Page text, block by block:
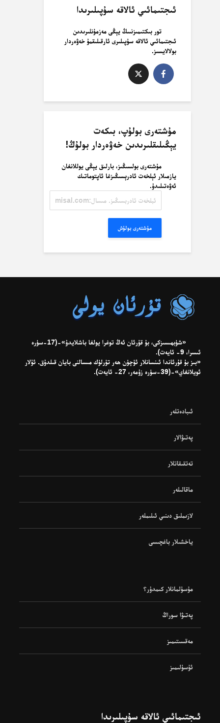
ئىجتىمائىي ئالاقە سۇپىلىرىدا
تور بىكتىمىزنىىڭ يېڭى مەزمۇنلىرىدىن
ئىجتىمائىي ئالاقە سۇپىلىرى ئارقىلىقمۇ خەۋەردار
بولالايسىز.
مۇشتەرى بولۇپ، بىكەت
يېڭىلىقلىرىدىن خەۋەردار بولۇڭ!
مۇشتەرى بولسىڭىز، بارلىق يېڭى يوللانغان
يازمىلار ئېلخەت ئادرېسىڭىزغا ئاپتوماتىك
ئەۋەتىلىدۇ.
ئادرېسىڭىز.
مۇشتەرى بولۇش
«شۈبھىسىزكى، بۇ قۇرئان ئەڭ توغرا يولغا باشلايدۇ»-(17-سۈرە
ئىسرا، 9- ئايەت).
«بىز بۇ قۇرئاندا ئىنسانلار ئۈچۈن ھەر تۈرلۈك مىسالنى بايان قىلدۇق. ئۇلار
ئويلانغاي»-(39-سۈرە زۇمەر، 27- ئايەت).
ئىبادەتلەر
پەتىۋالار
تەتقىقاتلار
ماقالىلەر
لازىملىق دىنىي ئىلىملەر
ياخشىلار باغچىسى
مۇسۇلمانلار كىمدۇر؟
پەتىۋا سوراڭ
مەقسىتىمىز
ئۇسۇلىمىز
ئىجتىمائىي ئالاقە سۇپىلىرىدا